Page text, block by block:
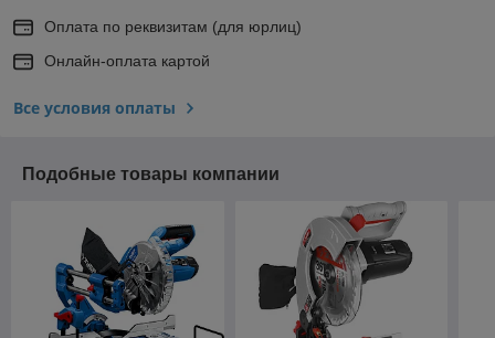
Оплата по реквизитам (для юрлиц)
Онлайн-оплата картой
Все условия оплаты
Подобные товары компании